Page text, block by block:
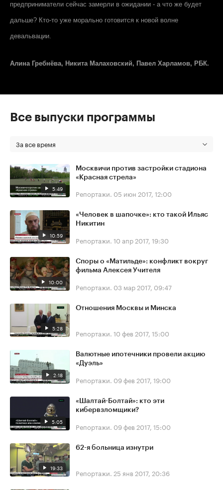
предприниматели сейчас замерли в ожидании - а что же будет
дальше? Кто-то уже морально готовится к новой волне
девальвации.
Алина Гребнёва, Никита Малаховский, Павел Харламов, РБК.
Все выпуски программы
За все время
5:49
Москвичи против застройки стадиона
«Красная стрела»
Репортажи. 05 июн 2017, 12:00
10:59
«Человек в шапочке»: кто такой Ильяс
Никитин
Репортажи. 10 апр 2017, 19:30
10:00
Споры о «Матильде»: конфликт вокруг
фильма Алексея Учителя
Репортажи. 03 мар 2017, 09:47
5:28
Отношения Москвы и Минска
Репортажи. 10 фев 2017, 15:00
2:18
Валютные ипотечники провели акцию
«Дуэль»
Репортажи. 09 фев 2017, 19:00
5:05
«Шалтай-Болтай»: кто эти
кибервзломщики?
Репортажи. 09 фев 2017, 15:00
19:33
62-я больница изнутри
Репортажи. 25 янв 2017, 20:36